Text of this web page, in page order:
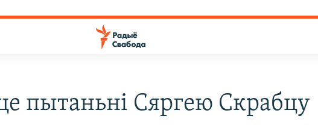
пытаньні Сяргею Скрабцу